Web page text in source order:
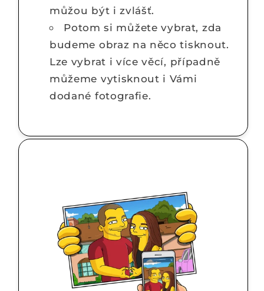
můžou být i zvlášť.
Potom si můžete vybrat, zda
budeme obraz na něco tisknout.
Lze vybrat i více věcí, případně
můžeme vytisknout i Vámi
dodané fotografie.